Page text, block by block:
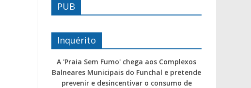
PUB
Inquérito
A 'Praia Sem Fumo' chega aos Complexos
Balneares Municipais do Funchal e pretende
prevenir e desincentivar o consumo de